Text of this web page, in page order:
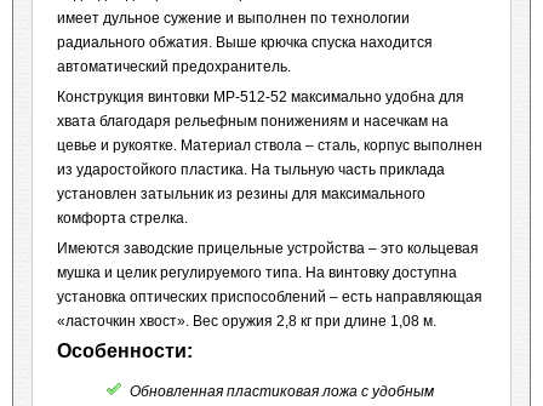
имеет дульное сужение и выполнен по технологии
радиального обжатия. Выше крючка спуска находится
автоматический предохранитель.
Конструкция винтовки МР-512-52 максимально удобна для
хвата благодаря рельефным понижениям и насечкам на
цевье и рукоятке. Материал ствола – сталь, корпус выполнен
из ударостойкого пластика. На тыльную часть приклада
установлен затыльник из резины для максимального
комфорта стрелка.
Имеются заводские прицельные устройства – это кольцевая
мушка и целик регулируемого типа. На винтовку доступна
установка оптических приспособлений – есть направляющая
«ласточкин хвост». Вес оружия 2,8 кг при длине 1,08 м.
Особенности:
Обновленная пластиковая ложа с удобным